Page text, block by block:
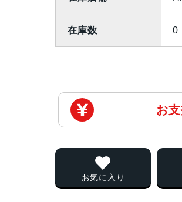
在庫数 0
お
お気に入り